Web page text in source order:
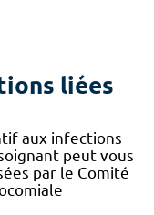
liées
aux infections
peut vous
par le Comité